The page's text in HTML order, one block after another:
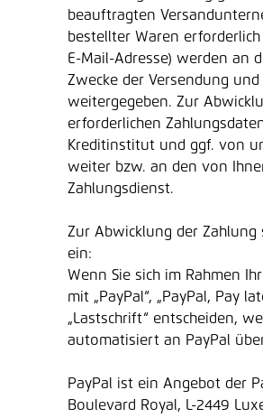
beauftragten
bestellter Waren
E-Mail-Adresse) werden an
Zwecke der Versendung
weitergegeben. Zur
erforderlichen
Kreditinstitut und ggf. von
weiter bzw. an den von
Zahlungsdienst.
Zur Abwicklung der
ein:
Wenn Sie sich im Rahmen
mit „PayPal“, „PayPal, Pay
„Lastschrift“ entscheiden,
automatisiert an PayPal
PayPal ist ein Angebot der
Boulevard Royal, L-2449